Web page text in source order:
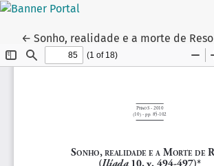
← Voltar aos Detalhes do Artigo
Sonho, realidade e a morte de Reso